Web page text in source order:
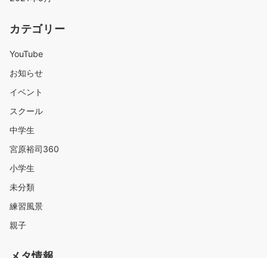
カテゴリー
YouTube
お知らせ
イベント
スクール
中学生
宮原裕司360
小学生
未分類
練習風景
親子